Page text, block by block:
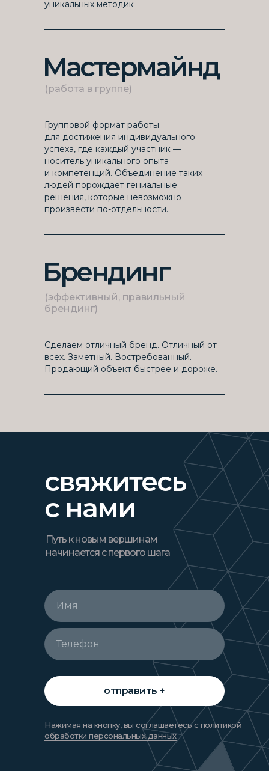
уникальных методик
Групповой формат работы
для достижения индивидуального
успеха, где каждый участник —
носитель уникального опыта
и компетенций. Объединение таких
людей порождает гениальные
решения, которые невозможно
произвести по-отдельности.
(работа в группе)
Мастермайнд
Сделаем отличный бренд. Отличный от
всех. Заметный. Востребованный.
Продающий объект быстрее и дороже.
(эффективный, правильный
брендинг)
Брендинг
отправить +
свяжитесь
с нами
Нажимая на кнопку, вы соглашаетесь с политикой
обработки персональных данных
Имя
Телефон
Путь к новым вершинам
начинается с первого шага